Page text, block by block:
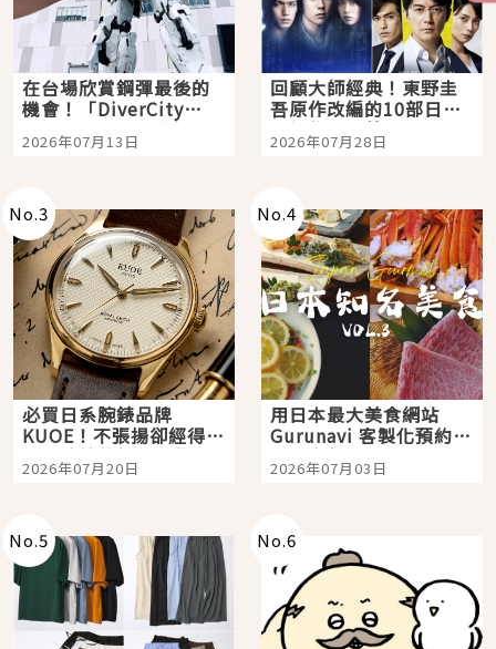
在台場欣賞鋼彈最後的
機會！「DiverCity
Tokyo Plaza」搭船、
購物、美食及夜景，一
2026年07月13日
回顧大師經典！東野圭
吾原作改編的10部日本
影視作品推薦
2026年07月28日
No.3
必買日系腕錶品牌
KUOE！不張揚卻經得起
時間洗鍊的經典之作五
選
2026年07月20日
No.4
用日本最大美食網站
Gurunavi 客製化預約九
大都市餐廳，打造專屬
美食體驗！
2026年07月03日
No.5 No.6